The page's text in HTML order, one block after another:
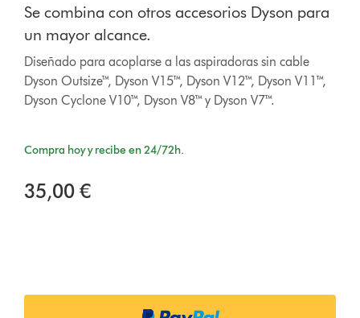
Se combina con otros accesorios Dyson para
un mayor alcance.
Diseñado para acoplarse a las aspiradoras sin cable
Dyson Outsize™, Dyson V15™, Dyson V12™, Dyson V11™,
Dyson Cyclone V10™, Dyson V8™ y Dyson V7™.
Compra hoy y recibe en 24/72h.
35,00 €